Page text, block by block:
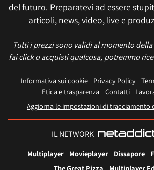
del futuro. Preparatevi ad essere
articoli, news, video, live e
Tutti i prezzi sono validi al momento
fai click o acquisti qualcosa, potremmo
Informativa sui cookie Privacy Policy
Etica e trasparenza Contatti
Aggiorna le impostazioni di
IL NETWORK
Multiplayer Movieplayer Dissapore